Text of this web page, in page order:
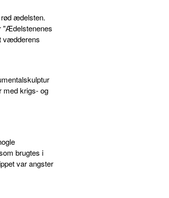
rød ædelsten.
"Ædelstenenes
vædderens
med krigs- og
brugtes i
var angster